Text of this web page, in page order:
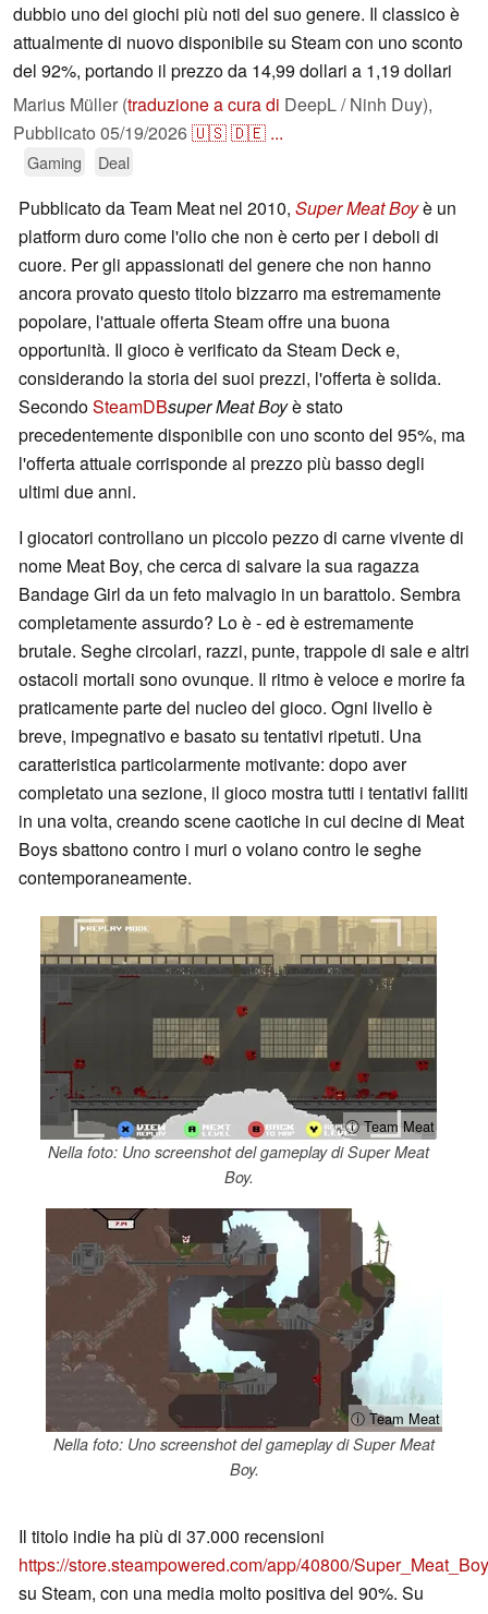
dubbio uno dei giochi più noti del suo genere. Il classico è
attualmente di nuovo disponibile su Steam con uno sconto
del 92%, portando il prezzo da 14,99 dollari a 1,19 dollari
Marius Müller (traduzione a cura di DeepL / Ninh Duy),
Pubblicato 05/19/2026🇺🇸🇩🇪 ...
Gaming Deal
Pubblicato da Team Meat nel 2010, Super Meat Boyè un
platform duro come l'olio che non è certo per i deboli di
cuore. Per gli appassionati del genere che non hanno
ancora provato questo titolo bizzarro ma estremamente
popolare, l'attuale offerta Steam offre una buona
opportunità. Il gioco è verificato da Steam Deck e,
considerando la storia dei suoi prezzi, l'offerta è solida.
SecondoSteamDBsuper Meat Boyè stato
precedentemente disponibile con uno sconto del 95%, ma
l'offerta attuale corrisponde al prezzo più basso degli
ultimi due anni.
I giocatori controllano un piccolo pezzo di carne vivente di
nome Meat Boy, che cerca di salvare la sua ragazza
Bandage Girl da un feto malvagio in un barattolo. Sembra
completamente assurdo? Lo è - ed è estremamente
brutale. Seghe circolari, razzi, punte, trappole di sale e altri
ostacoli mortali sono ovunque. Il ritmo è veloce e morire fa
praticamente parte del nucleo del gioco. Ogni livello è
breve, impegnativo e basato su tentativi ripetuti. Una
caratteristica particolarmente motivante: dopo aver
completato una sezione, il gioco mostra tutti i tentativi falliti
in una volta, creando scene caotiche in cui decine di Meat
Boys sbattono contro i muri o volano contro le seghe
contemporaneamente.
ⓘ Team Meat
Nella foto: Uno screenshot del gameplay di Super Meat
Boy.
ⓘ Team Meat
Nella foto: Uno screenshot del gameplay di Super Meat
Boy.
Il titolo indie ha più di 37.000 recensioni
https://store.steampowered.com/app/40800/
su Steam, con una media molto positiva del 90%. Su